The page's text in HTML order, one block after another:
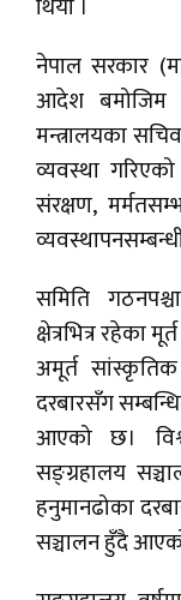
थियो ।
नेपाल सरकार
आदेश बमोजिम
मन्त्रालयका
व्यवस्था
संरक्षण,
समिति
क्षेत्रभित्र रहेका
अमूर्त
दरबारसँग
आएको छ।
सङ्ग्रहालय
हनुमानढोका
सञ्चालन हुँदै